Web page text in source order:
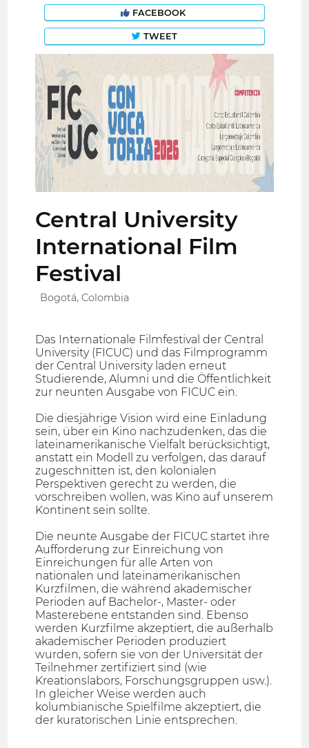
FACEBOOK
TWEET
Central University
International Film
Festival
Bogotá, Colombia
Das Internationale Filmfestival der Central
University (FICUC) und das Filmprogramm
der Central University laden erneut
Studierende, Alumni und die Öffentlichkeit
zur neunten Ausgabe von FICUC ein.
Die diesjährige Vision wird eine Einladung
sein, über ein Kino nachzudenken, das die
lateinamerikanische Vielfalt berücksichtigt,
anstatt ein Modell zu verfolgen, das darauf
zugeschnitten ist, den kolonialen
Perspektiven gerecht zu werden, die
vorschreiben wollen, was Kino auf unserem
Kontinent sein sollte.
Die neunte Ausgabe der FICUC startet ihre
Aufforderung zur Einreichung von
Einreichungen für alle Arten von
nationalen und lateinamerikanischen
Kurzfilmen, die während akademischer
Perioden auf Bachelor-, Master- oder
Masterebene entstanden sind. Ebenso
werden Kurzfilme akzeptiert, die außerhalb
akademischer Perioden produziert
wurden, sofern sie von der Universität der
Teilnehmer zertifiziert sind (wie
Kreationslabors, Forschungsgruppen usw.).
In gleicher Weise werden auch
kolumbianische Spielfilme akzeptiert, die
der kuratorischen Linie entsprechen.